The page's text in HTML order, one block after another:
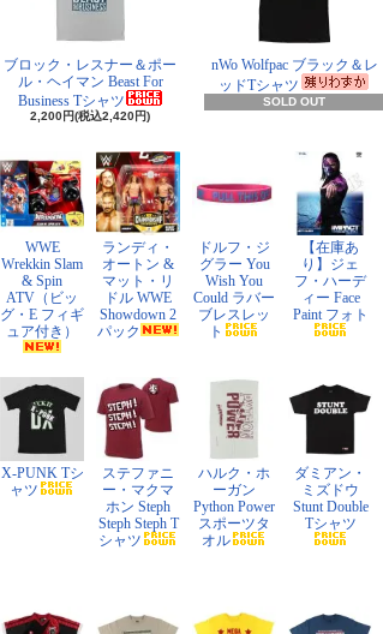
ブロック・レスナー＆ポー
ル・ヘイマン Beast For
Business Tシャツ
2,200円(税込2,420円)
nWo Wolfpac ブラック＆レ
ッドTシャツ
SOLD OUT
WWE
Wrekkin Slam
& Spin
ATV（ビッ
グ・E フィギ
ュア付き）
ランディ・
オートン &
マット・リ
ドル WWE
Showdown 2
パック
ドルフ・ジ
グラー You
Wish You
Could ラバー
ブレスレッ
ト
【在庫あ
り】ジェ
フ・ハーデ
ィー Face
Paint フォト
X-PUNK Tシ
ャツ
ステファニ
ー・マクマ
ホン Steph
Steph Steph T
シャツ
ハルク・ホ
ーガン
Python Power
スポーツタ
オル
ダミアン・
ミズドウ
Stunt Double
Tシャツ